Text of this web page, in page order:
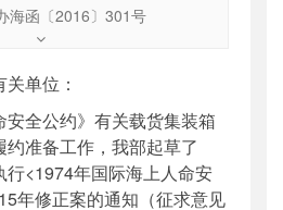
海函〔2016〕301号
函〔2016〕301号
04月06日
无
与
单位：
全公约》有关载货集装箱
准备工作，我部起草了
行<1974年国际海上人命安
年修正案的通知（征求意见